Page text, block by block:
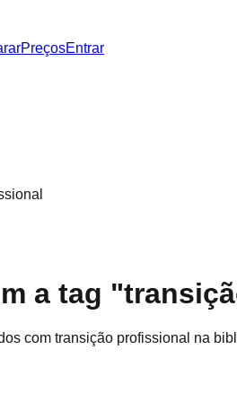
PreçosEntrar
a tag
com transição profissional na